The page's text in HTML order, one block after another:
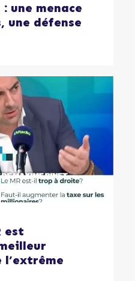
une menace
une défense
est